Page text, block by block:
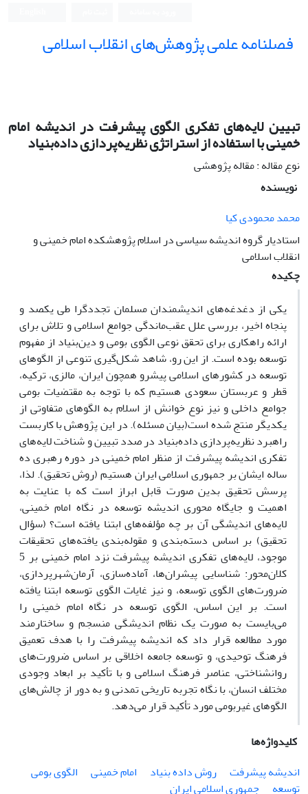
فصلنامه علمی پژوهش‌های انقلاب اسلامی
تبیین لایه‌‌های تفکری الگوی پیشرفت در اندیشه امام
خمینی با استفاده از استراتژی نظریه‌پردازی داده‌بنیاد
نوع مقاله : مقاله پژوهشی
نویسنده
محمد محمودی کیا
استادیار گروه اندیشه سیاسی در اسلام پژوهشکده امام خمینی و
انقلاب اسلامی
چکیده
یکی از دغدغه‌های اندیشمندان مسلمان تجددگرا طی یکصد و
پنجاه اخیر، بررسی علل عقب‌ماندگی جوامع اسلامی و تلاش برای
ارائه راهکاری برای تحقق نوعی الگوی بومی و دین‌بنیاد از مفهوم
توسعه بوده است. از این رو، شاهد شکل‌گیری تنوعی از الگوهای
توسعه در کشورهای اسلامی پیشرو همچون ایران، مالزی، ترکیه،
قطر و عربستان سعودی هستیم که با توجه به مقتضیات بومی
جوامع داخلی و نیز نوع خوانش از اسلام به الگوهای متفاوتی از
یکدیگر منتج شده است(بیان مسئله). در این پژوهش با کاربست
راهبرد نظریه‌پردازی داده‌بنیاد در صدد تبیین و شناخت لایه‌های
تفکری اندیشه پیشرفت از منظر امام خمینی در دوره رهبری ده
ساله ایشان بر جمهوری اسلامی ایران هستیم (روش تحقیق). لذا،
پرسش تحقیق بدین صورت قابل ابراز است که با عنایت به
اهمیت و جایگاه محوری اندیشه توسعه در نگاه امام خمینی،
لایه‌های اندیشگی آن بر چه مؤلفه‌های ابتنا یافته است؟ (سؤال
تحقیق) بر اساس دسته‌بندی و مقوله‌بندی یافته‌های تحقیقات
موجود، لایه‌های تفکری اندیشه پیشرفت نزد امام خمینی بر 5
کلان‌محور: شناسایی پیشران‌ها، آماده‌سازی، آرمان‌شهرپردازی،
ضرورت‌های الگوی توسعه، و نیز غایات الگوی توسعه ابتنا یافته
است. بر این اساس، الگوی توسعه در نگاه امام خمینی را
می‌بایست به صورت یک نظام اندیشگی منسجم و ساختارمند
مورد مطالعه قرار داد که اندیشه پیشرفت را با هدف تعمیق
فرهنگ توحیدی، و توسعه جامعه اخلاقی بر اساس ضرورت‌های
روانشناختی، عناصر فرهنگ اسلامی و با تأکید بر ابعاد وجودی
مختلف انسان، با نگاه تجربه تاریخی تمدنی و به دور از چالش‌های
الگوهای غیربومی مورد تأکید قرار می‌دهد.
کلیدواژه‌ها
اندیشه پیشرفت
روش داده بنیاد امام خمینی
الگوی بومی
توسعه
جمهوری اسلامی ایران